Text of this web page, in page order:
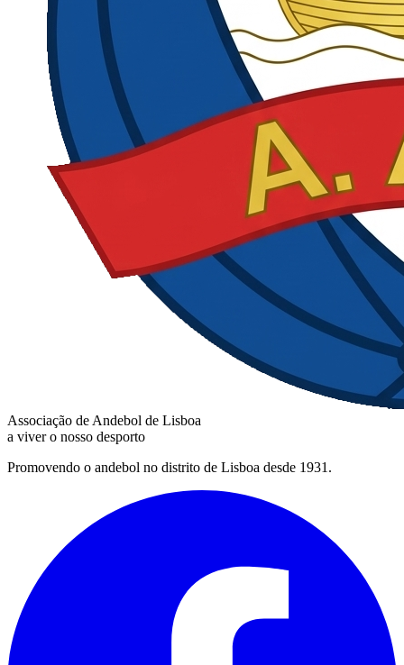
Associação de Andebol de Lisboa
a viver o nosso desporto
Promovendo o andebol no distrito de Lisboa desde 1931.